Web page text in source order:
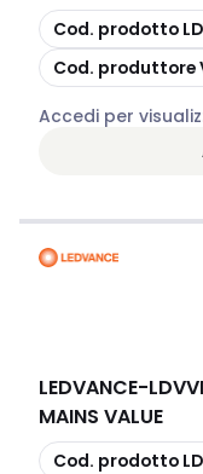
copia
Cod. prodotto
copia
Cod. produttore
Accedi per
LEDVANCE-
MAINS VALUE
copia
Cod. prodotto